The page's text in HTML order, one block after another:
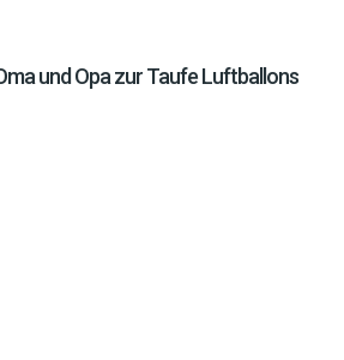
und Opa zur Taufe Luftballons